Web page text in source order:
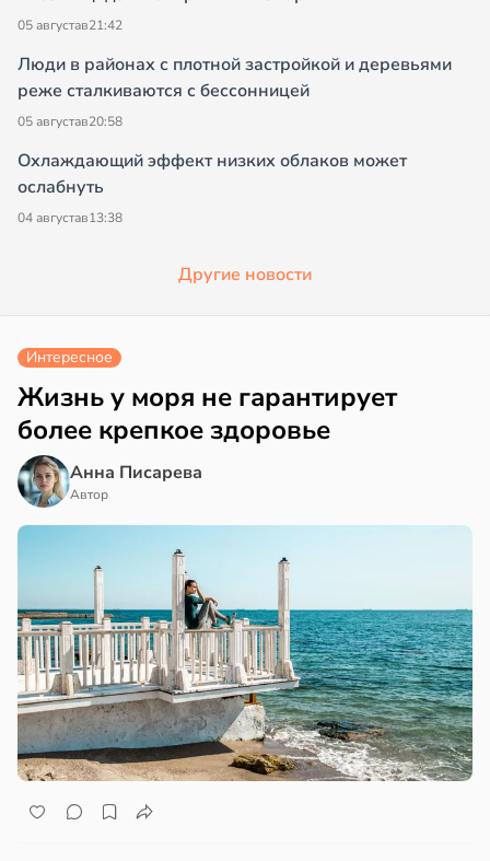
05 августав21:42
Люди в районах с плотной застройкой и деревьями
реже сталкиваются с бессонницей
05 августав20:58
Охлаждающий эффект низких облаков может
ослабнуть
04 августав13:38
Другие новости
Интересное
Жизнь у моря не гарантирует
более крепкое здоровье
Анна Писарева
Автор